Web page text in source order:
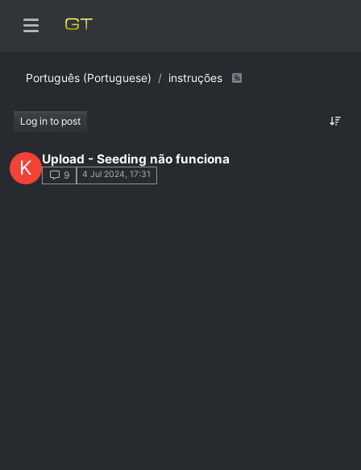
Português (Portuguese) instruções
Log in to post
K Upload - Seeding não funciona
9 4 Jul 2024, 17:31